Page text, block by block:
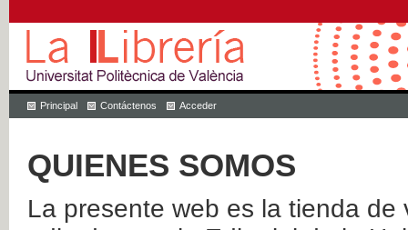
Principal Contáctenos Acceder
QUIENES SOMOS
La presente web es la tienda